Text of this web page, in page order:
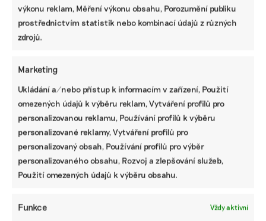
výkonu reklam, Měření výkonu obsahu, Porozumění publiku
prostřednictvím statistik nebo kombinací údajů z různých
zdrojů.
Marketing
Ukládání a/nebo přístup k informacím v zařízení, Použití
omezených údajů k výběru reklam, Vytváření profilů pro
personalizovanou reklamu, Používání profilů k výběru
personalizované reklamy, Vytváření profilů pro
personalizovaný obsah, Používání profilů pro výběr
personalizovaného obsahu, Rozvoj a zlepšování služeb,
Použití omezených údajů k výběru obsahu.
Funkce Vždy aktivní
Vyhněte se PVC a výrobkům z tržnic a
asijských e-shopů
Návrat dětí do školy představuje pro rodiče nezbytné
nákupy. Pokud vybíráte batoh pro prvňáčka nebo jen
doplňujete výbavu, vyplatí se vkročit do nového školního
roku bez hazardu se zdravím dítěte a také s ohledem na
planetu.
Irena Buřívalová | 02. září 2024 | Životní styl | PFAS